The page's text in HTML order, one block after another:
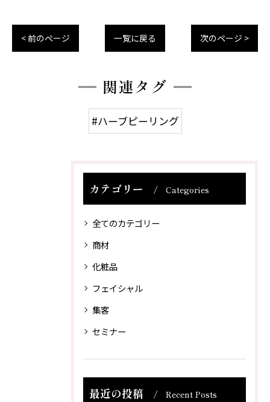
< 前のページ 一覧に戻る 次のページ >
関連タグ
#ハーブピーリング
カテゴリー Categories
全てのカテゴリー
商材
化粧品
フェイシャル
集客
セミナー
最近の投稿 Recent Posts